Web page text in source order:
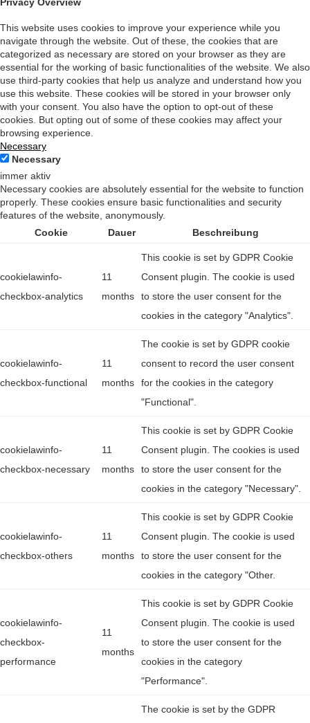
This website uses cookies to improve your experience while you
navigate through the website. Out of these, the cookies that are
categorized as necessary are stored on your browser as they are
essential for the working of basic functionalities of the website. We also
use third-party cookies that help us analyze and understand how you
use this website. These cookies will be stored in your browser only
with your consent. You also have the option to opt-out of these
cookies. But opting out of some of these cookies may affect your
browsing experience.
Necessary
Necessary
immer aktiv
Necessary cookies are absolutely essential for the website to function
properly. These cookies ensure basic functionalities and security
features of the website, anonymously.
Cookie
Dauer Beschreibung
cookielawinfo-
checkbox-analytics
11
months
This cookie is set by GDPR Cookie
Consent plugin. The cookie is used
to store the user consent for the
cookies in the category "Analytics".
cookielawinfo-
checkbox-functional
11
months
The cookie is set by GDPR cookie
consent to record the user consent
for the cookies in the category
"Functional".
cookielawinfo-
checkbox-necessary
11
months
This cookie is set by GDPR Cookie
Consent plugin. The cookies is used
to store the user consent for the
cookies in the category "Necessary".
cookielawinfo-
checkbox-others
11
months
This cookie is set by GDPR Cookie
Consent plugin. The cookie is used
to store the user consent for the
cookies in the category "Other.
cookielawinfo-
checkbox-
performance
11
months
This cookie is set by GDPR Cookie
Consent plugin. The cookie is used
to store the user consent for the
cookies in the category
"Performance".
The cookie is set by the GDPR